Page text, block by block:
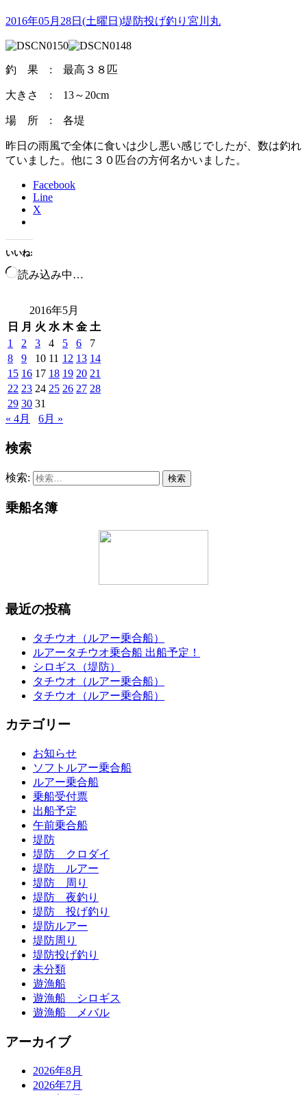
2016年05月28日(土曜日)堤防投げ釣り 宮川丸
釣 果 : 最高３８匹
大きさ : 13～20cm
場 所 : 各堤
昨日の雨風で全体に食いは少し悪い感じでしたが、数は釣れ
ていました。他に３０匹台の方何名かいました。
Facebook
Line
X
いいね:
読み込み中…
2016年5月
日
月 火 水 木 金 土
1
2 3 4 5 6
7
8
9 10 11 12 13 14
15 16 17 18 19 20 21
22 23 24 25 26 27 28
29 30 31
« 4月
6月 »
検索
検索:
乗船名簿
最近の投稿
タチウオ（ルアー乗合船）
ルアータチウオ乗合船 出船予定！
シロギス（堤防）
タチウオ（ルアー乗合船）
タチウオ（ルアー乗合船）
カテゴリー
お知らせ
ソフトルアー乗合船
ルアー乗合船
乗船受付票
出船予定
午前乗合船
堤防
堤防 クロダイ
堤防 ルアー
堤防 周り
堤防 夜釣り
堤防 投げ釣り
堤防ルアー
堤防周り
堤防投げ釣り
未分類
遊漁船
遊漁船 シロギス
遊漁船 メバル
アーカイブ
2026年8月
2026年7月